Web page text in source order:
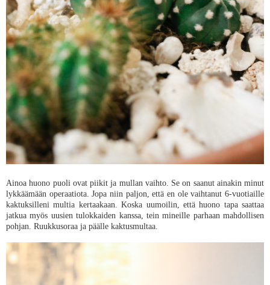
Ainoa huono puoli ovat piikit ja mullan vaihto. Se on saanut ainakin minut
lykkäämään operaatiota. Jopa niin paljon, että en ole vaihtanut 6-vuotiaille
kaktuksilleni multia kertaakaan. Koska uumoilin, että huono tapa saattaa
jatkua myös uusien tulokkaiden kanssa, tein mineille parhaan mahdollisen
pohjan. Ruukkusoraa ja päälle kaktusmultaa.